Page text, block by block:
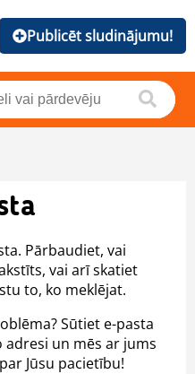
Publicēt sludinājumu!
Pārbaudiet, vai
vai arī skatiet
to, ko meklējat.
Sūtiet e-pasta
un mēs ar jums
Jūsu pacietību!